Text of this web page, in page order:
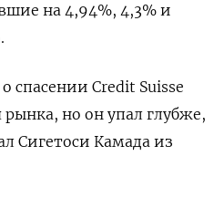
на 4,94​%, 4,3% и
спасении Credit Suisse
но он упал глубже,
Сигетоси Камада из